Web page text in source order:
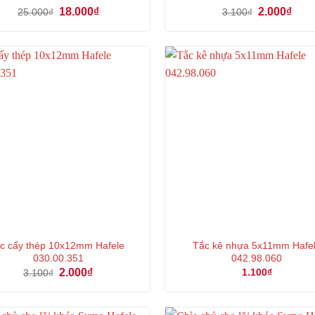
25.000₫ Giá
18.000₫Giá
18.000₫.
3.100₫ Giá
2.000₫Giá
cấy thép 10x12mm Hafele
030.00.351
3.100₫ Giá
2.000₫Giá
2.000₫.
Tắc kê nhựa 5x11mm
042.98.060
1.100₫